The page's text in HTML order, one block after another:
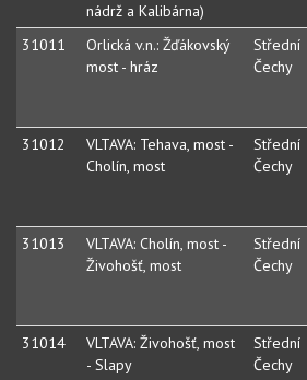
nádrž a Kalibárna)
31011
Orlická v.n.: Žďákovský
most - hráz
Střední
Čechy
31012
VLTAVA: Tehava, most -
Cholín, most
Střední
Čechy
31013
VLTAVA: Cholín, most -
Živohošť, most
Střední
Čechy
31014
VLTAVA: Živohošť, most
- Slapy
Střední
Čechy